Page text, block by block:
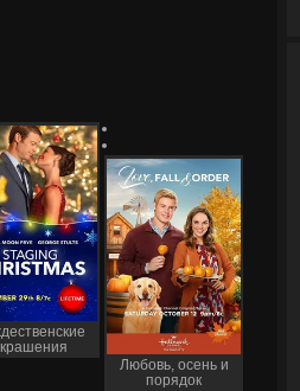
Любовь, осень и
порядок